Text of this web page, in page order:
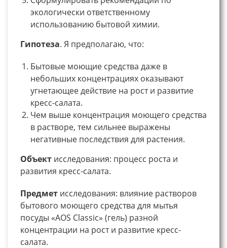
экологически ответственному
использованию бытовой химии.
Гипотеза. Я предполагаю, что:
Бытовые моющие средства даже в
небольших концентрациях оказывают
угнетающее действие на рост и развитие
кресс-салата.
Чем выше концентрация моющего средства
в растворе, тем сильнее выражены
негативные последствия для растения.
Объект исследования: процесс роста и
развития кресс-салата.
Предмет исследования: влияние растворов
бытового моющего средства для мытья
посуды «AOS Classic» (гель) разной
концентрации на рост и развитие кресс-
салата.